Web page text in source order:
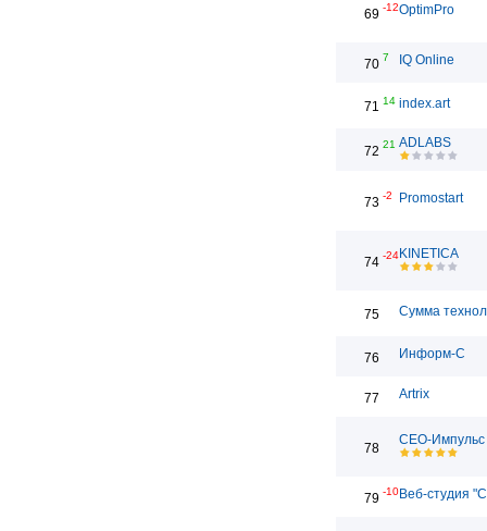
69 -12OptimPro
70 7 IQ Online
71 14 index.art
72 21 ADLABS
73 -2 Promostart
74 -24KINETICA
75 Сумма
76 Информ-С
77 Artrix
78
СЕО-Импульс
79 -10Веб-студия